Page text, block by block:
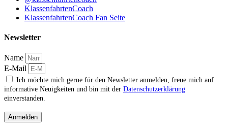
KlassenfahrtenCoach
KlassenfahrtenCoach Fan Seite
Newsletter
Name
E-Mail
Ich möchte mich gerne für den Newsletter anmelden, freue mich auf
informative Neuigkeiten und bin mit der Datenschutzerklärung
einverstanden.
Anmelden